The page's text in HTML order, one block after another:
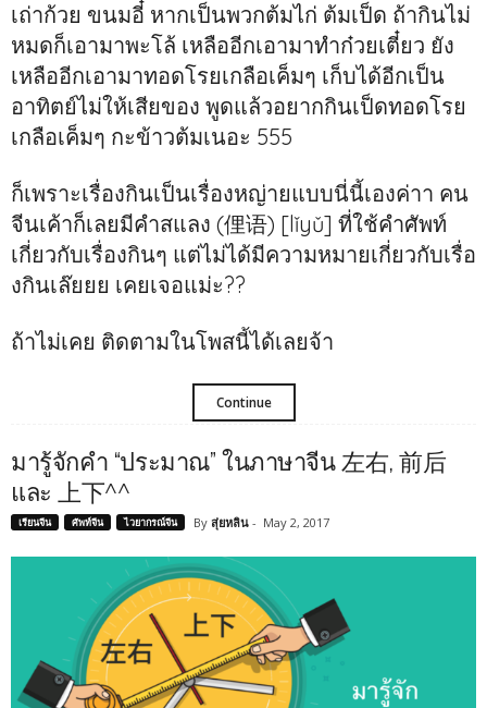
เถ่าก้วย ขนมอี๋ หากเป็นพวกต้มไก่ ต้มเป็ด ถ้ากินไม่
หมดก็เอามาพะโล้ เหลืออีกเอามาทำก๋วยเตี๋ยว ยัง
เหลืออีกเอามาทอดโรยเกลือเค็มๆ เก็บได้อีกเป็น
อาทิตย์ไม่ให้เสียของ พูดแล้วอยากกินเป็ดทอดโรย
เกลือเค็มๆ กะข้าวต้มเนอะ 555
ก็เพราะเรื่องกินเป็นเรื่องหญ่ายแบบนี่นี้เองค่าา คน
จีนเค้าก็เลยมีคำสแลง (俚语) [lǐyǔ] ที่ใช้คำศัพท์
เกี่ยวกับเรื่องกินๆ แต่ไม่ได้มีความหมายเกี่ยวกับเรื่อ
งกินเล๊ยยย เคยเจอแม่ะ??
ถ้าไม่เคย ติดตามในโพสนี้ได้เลยจ้า
Continue
มารู้จักคำ “ประมาณ” ในภาษาจีน 左右, 前后
และ 上下^^
เรียนจีน ศัพท์จีน ไวยากรณ์จีน By สุ่ยหลิน - May 2, 2017